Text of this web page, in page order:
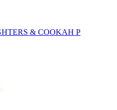
& COOKAH P